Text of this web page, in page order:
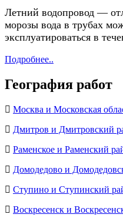
Летний водопровод —
морозы вода в трубах
эксплуатироваться в
Подробнее..
География работ
Москва и Московская
Дмитров и Дмитровский
Раменское и Раменский
Домодедово и
Ступино и Ступинский
Воскресенск и